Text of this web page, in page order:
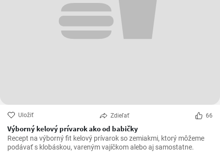
Uložiť Zdieľať 66
Výborný kelový prívarok ako od babičky
Recept na výborný fit kelový prívarok so zemiakmi, ktorý môžeme
podávať s klobáskou, vareným vajíčkom alebo aj samostatne.